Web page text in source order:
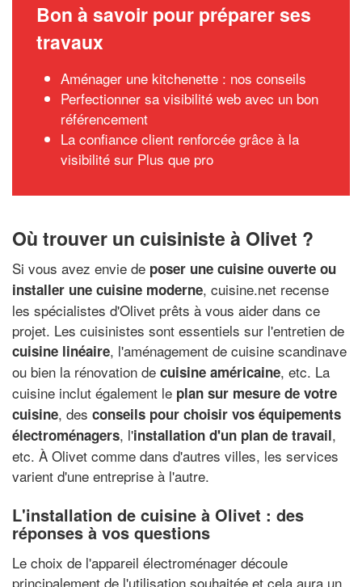
Bon à savoir pour préparer ses
travaux
Aménager une kitchenette : nos conseils
Perfectionner sa visibilité web avec un bon
référencement
La confiance client renforcée grâce à la
visibilité sur Plus que pro
Où trouver un cuisiniste à Olivet ?
Si vous avez envie de poser une cuisine ouverte ou
installer une cuisine moderne, cuisine.net recense
les spécialistes d'Olivet prêts à vous aider dans ce
projet. Les cuisinistes sont essentiels sur l'entretien de
cuisine linéaire, l'aménagement de cuisine scandinave
ou bien la rénovation de cuisine américaine, etc. La
cuisine inclut également le plan sur mesure de votre
cuisine, des conseils pour choisir vos équipements
électroménagers, l'installation d'un plan de travail,
etc. À Olivet comme dans d'autres villes, les services
varient d'une entreprise à l'autre.
L'installation de cuisine à Olivet : des
réponses à vos questions
Le choix de l'appareil électroménager découle
principalement de l'utilisation souhaitée et cela aura un